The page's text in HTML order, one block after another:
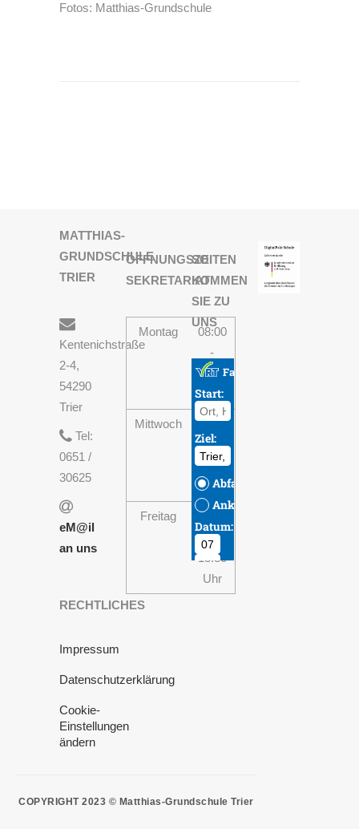
Fotos: Matthias-Grundschule
MATTHIAS-
GRUNDSCHULE
TRIER
Kentenichstraße
2-4,
54290
Trier
Tel:
0651 /
30625
eM@il
an uns
RECHTLICHES
Impressum
Datenschutzerklärung
Cookie-
Einstellungen
ändern
ÖFFNUNGSZEITEN
SEKRETARIAT
Montag
08:00
-
13:30
Uhr
Mittwoch
08:00
-
13:30
Uhr
Freitag
08:00
-
13:30
Uhr
SO
KOMMEN
SIE ZU
UNS
COPYRIGHT 2023 © Matthias-Grundschule Trier